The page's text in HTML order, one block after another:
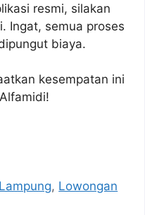
resmi, silakan
Ingat, semua proses
biaya.
kesempatan ini
, Lowongan